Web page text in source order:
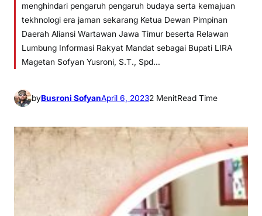
menghindari pengaruh pengaruh budaya serta kemajuan
tekhnologi era jaman sekarang Ketua Dewan Pimpinan
Daerah Aliansi Wartawan Jawa Timur beserta Relawan
Lumbung Informasi Rakyat Mandat sebagai Bupati LIRA
Magetan Sofyan Yusroni, S.T., Spd…
byBusroni SofyanApril 6, 20232 MenitRead Time